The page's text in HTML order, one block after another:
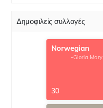
Δημοφιλείς συλλογές
Norwegian
-Gloria Mary
30